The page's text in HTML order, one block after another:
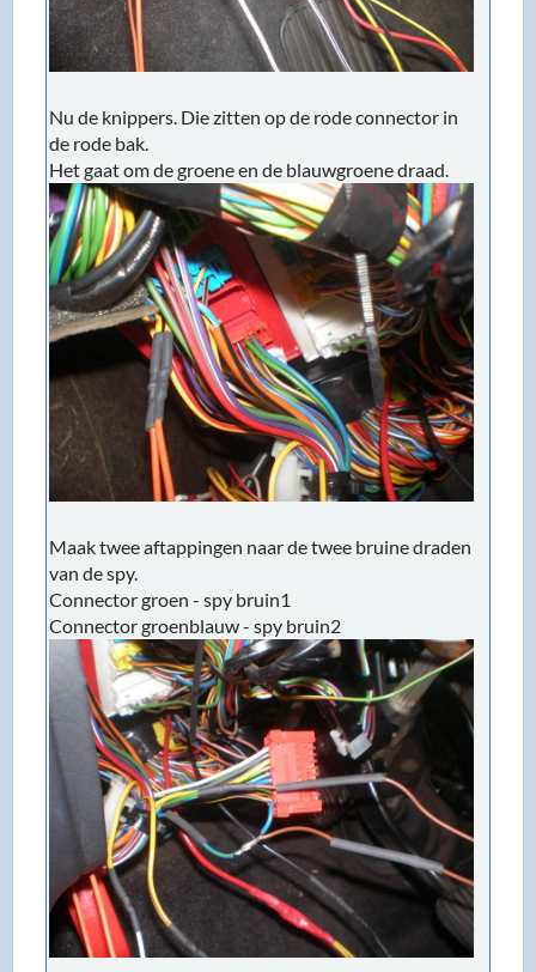
Nu de knippers. Die zitten op de rode connector in
de rode bak.
Het gaat om de groene en de blauwgroene draad.
Maak twee aftappingen naar de twee bruine draden
van de spy.
Connector groen - spy bruin1
Connector groenblauw - spy bruin2